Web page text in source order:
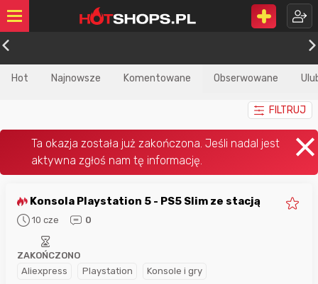
Hot Najnowsze Komentowane Obserwowane
FILTRUJ
Konsola Playstation 5 - PS5 Slim ze stacją
10 cze 0
Aliexpress Playstation Konsole i gry
ZAKOŃCZONO